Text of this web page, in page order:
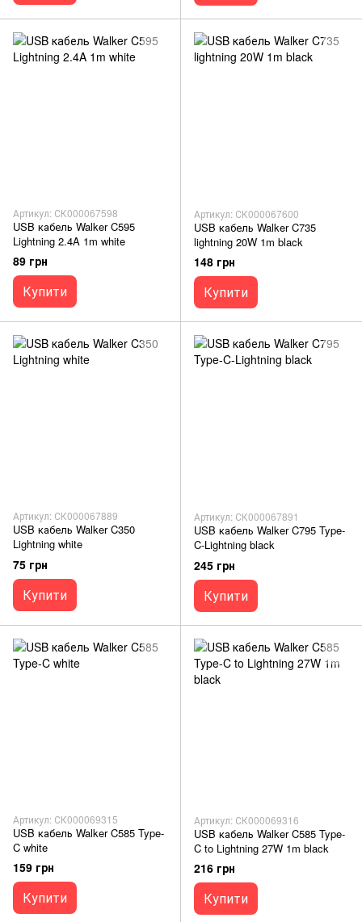
Артикул: СК000067598
USB кабель Walker C595
Lightning 2.4A 1m white
89 грн
Купити
Артикул: СК000067600
USB кабель Walker C735
lightning 20W 1m black
148 грн
Купити
Артикул: СК000067889
USB кабель Walker C350
Lightning white
75 грн
Купити
Артикул: СК000067891
USB кабель Walker C795 Type-
C-Lightning black
245 грн
Купити
Артикул: СК000069315
USB кабель Walker C585 Type-
C white
159 грн
Купити
Артикул: СК000069316
USB кабель Walker C585 Type-
C to Lightning 27W 1m black
216 грн
Купити